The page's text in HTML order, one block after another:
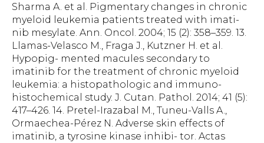
Sharma A. et al. Pigmentary changes in chronic
myeloid leukemia patients treated with imati-
nib mesylate. Ann. Oncol. 2004; 15 (2): 358–359. 13.
Llamas-Velasco M., Fraga J., Kutzner H. et al.
Hypopig- mented macules secondary to
imatinib for the treatment of chronic myeloid
leukemia: a histopathologic and immuno-
histochemical study. J. Cutan. Pathol. 2014; 41 (5):
417–426. 14. Pretel-Irazabal M., Tuneu-Valls A.,
Ormaechea-Pérez N. Adverse skin effects of
imatinib, a tyrosine kinase inhibi- tor. Actas